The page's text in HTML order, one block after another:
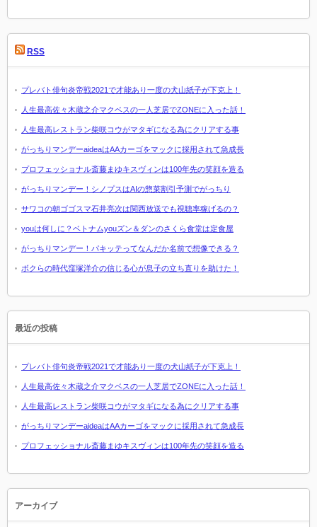
RSS
プレバト俳句炎帝戦2021で才能あり一度の犬山紙子が下克上！
人生最高佐々木蔵之介マクベスの一人芝居でZONEに入った話！
人生最高レストラン柴咲コウがマタギになる為にクリアする事
がっちりマンデーaideaはAAカーゴをマックに採用されて急成長
プロフェッショナル斎藤まゆキスヴィンは100年先の笑顔を造る
がっちりマンデー！シノプスはAIの惣菜割引予測でがっちり
サワコの朝ゴゴスマ石井亮次は関西放送でも視聴率稼げるの？
youは何しに？ベトナムyouズン＆ダンのさくら食堂は定食屋
がっちりマンデー！パキッテってなんだか名前で想像できる？
ボクらの時代窪塚洋介の信じる心が息子の立ち直りを助けた！
最近の投稿
プレバト俳句炎帝戦2021で才能あり一度の犬山紙子が下克上！
人生最高佐々木蔵之介マクベスの一人芝居でZONEに入った話！
人生最高レストラン柴咲コウがマタギになる為にクリアする事
がっちりマンデーaideaはAAカーゴをマックに採用されて急成長
プロフェッショナル斎藤まゆキスヴィンは100年先の笑顔を造る
アーカイブ